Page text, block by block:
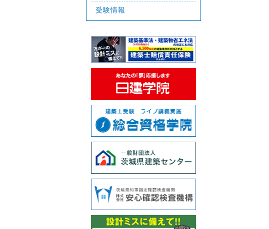
受験情報